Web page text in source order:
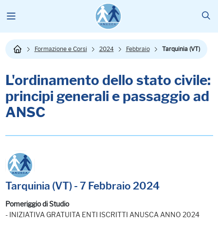
Formazione e Corsi 2024 Febbraio Tarquinia (VT)
L'ordinamento dello stato civile:
principi generali e passaggio ad
ANSC
Tarquinia (VT) - 7 Febbraio 2024
Pomeriggio di Studio
- INIZIATIVA GRATUITA ENTI ISCRITTI ANUSCA ANNO 2024